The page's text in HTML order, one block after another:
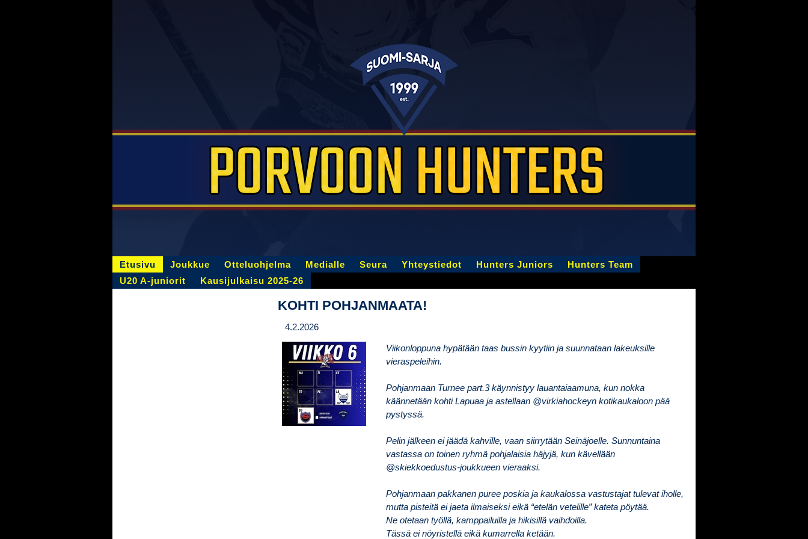
Etusivu Joukkue Otteluohjelma Medialle Seura Yhteystiedot Hunters Juniors
Hunters Team
U20 A-juniorit
Kausijulkaisu 2025-26
KOHTI POHJANMAATA!
4.2.2026
Viikonloppuna hypätään taas bussin kyytiin ja suunnataan lakeuksille
vieraspeleihin.
Pohjanmaan Turnee part.3 käynnistyy lauantai­aamuna, kun nokka
käännetään kohti Lapuaa ja astellaan @virkiahockeyn kotikaukaloon pää
pystyssä.
Pelin jälkeen ei jäädä kahville, vaan siirrytään Seinäjoelle. Sunnuntaina
vastassa on toinen ryhmä pohjalaisia häjyjä, kun kävellään
@skiekkoedustus-joukkueen vieraaksi.
Pohjanmaan pakkanen puree poskia ja kaukalossa vastustajat tulevat iholle,
mutta pisteitä ei jaeta ilmaiseksi eikä “etelän vetelille” kateta pöytää.
Ne otetaan työllä, kamppailuilla ja hikisillä vaihdoilla.
Tässä ei nöyristellä eikä kumarrella ketään.